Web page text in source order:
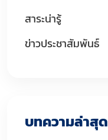
สาระน่ารู้
ข่าวประชาสัมพันธ์
บทความล่าสุด